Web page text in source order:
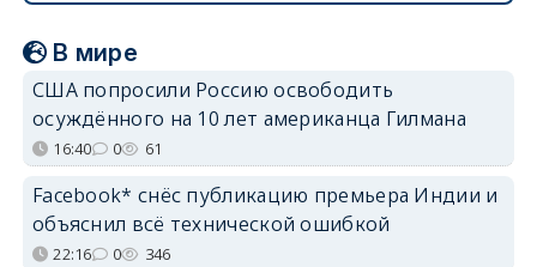
В мире
США попросили Россию освободить
осуждённого на 10 лет американца Гилмана
16:40 0 61
Facebook* снёс публикацию премьера Индии и
объяснил всё технической ошибкой
22:16 0 346